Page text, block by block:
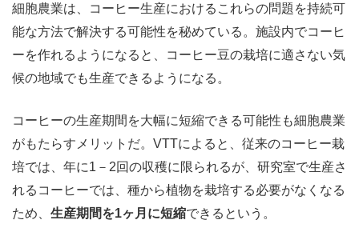
細胞農業は、コーヒー生産におけるこれらの問題を持続可
能な方法で解決する可能性を秘めている。施設内でコーヒ
ーを作れるようになると、コーヒー豆の栽培に適さない気
候の地域でも生産できるようになる。
コーヒーの生産期間を大幅に短縮できる可能性も細胞農業
がもたらすメリットだ。VTTによると、従来のコーヒー栽
培では、年に1－2回の収穫に限られるが、研究室で生産さ
れるコーヒーでは、種から植物を栽培する必要がなくなる
ため、 生産期間を1ヶ月に短縮できるという。